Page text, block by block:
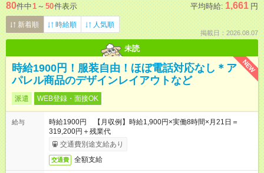
80件中1 ～ 50件表示 平均時給: 1,661 円
新着順 時給順 人気順
掲載日：2026.08.07
未読
NEW
時給1900円！服装自由！ほぼ電話対応なし＊ア
パレル商品のデザインレイアウトなど
派遣 WEB登録・面接OK
給与
時給1900円 【月収例】時給1,900円×実働8時間×月21日＝
319,200円＋残業代
交通費別途支給あり
交通費 全額支給